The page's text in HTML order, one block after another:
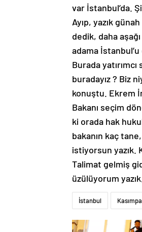
var İstanbul’da.
Ayıp, yazık
dedik, daha
adama
Burada
buradayız ? Biz
konuştu. Ekrem
Bakanı seçim
ki orada hak
bakanın kaç
istiyorsun yazık.
Talimat gelmiş
üzülüyorum
İstanbul